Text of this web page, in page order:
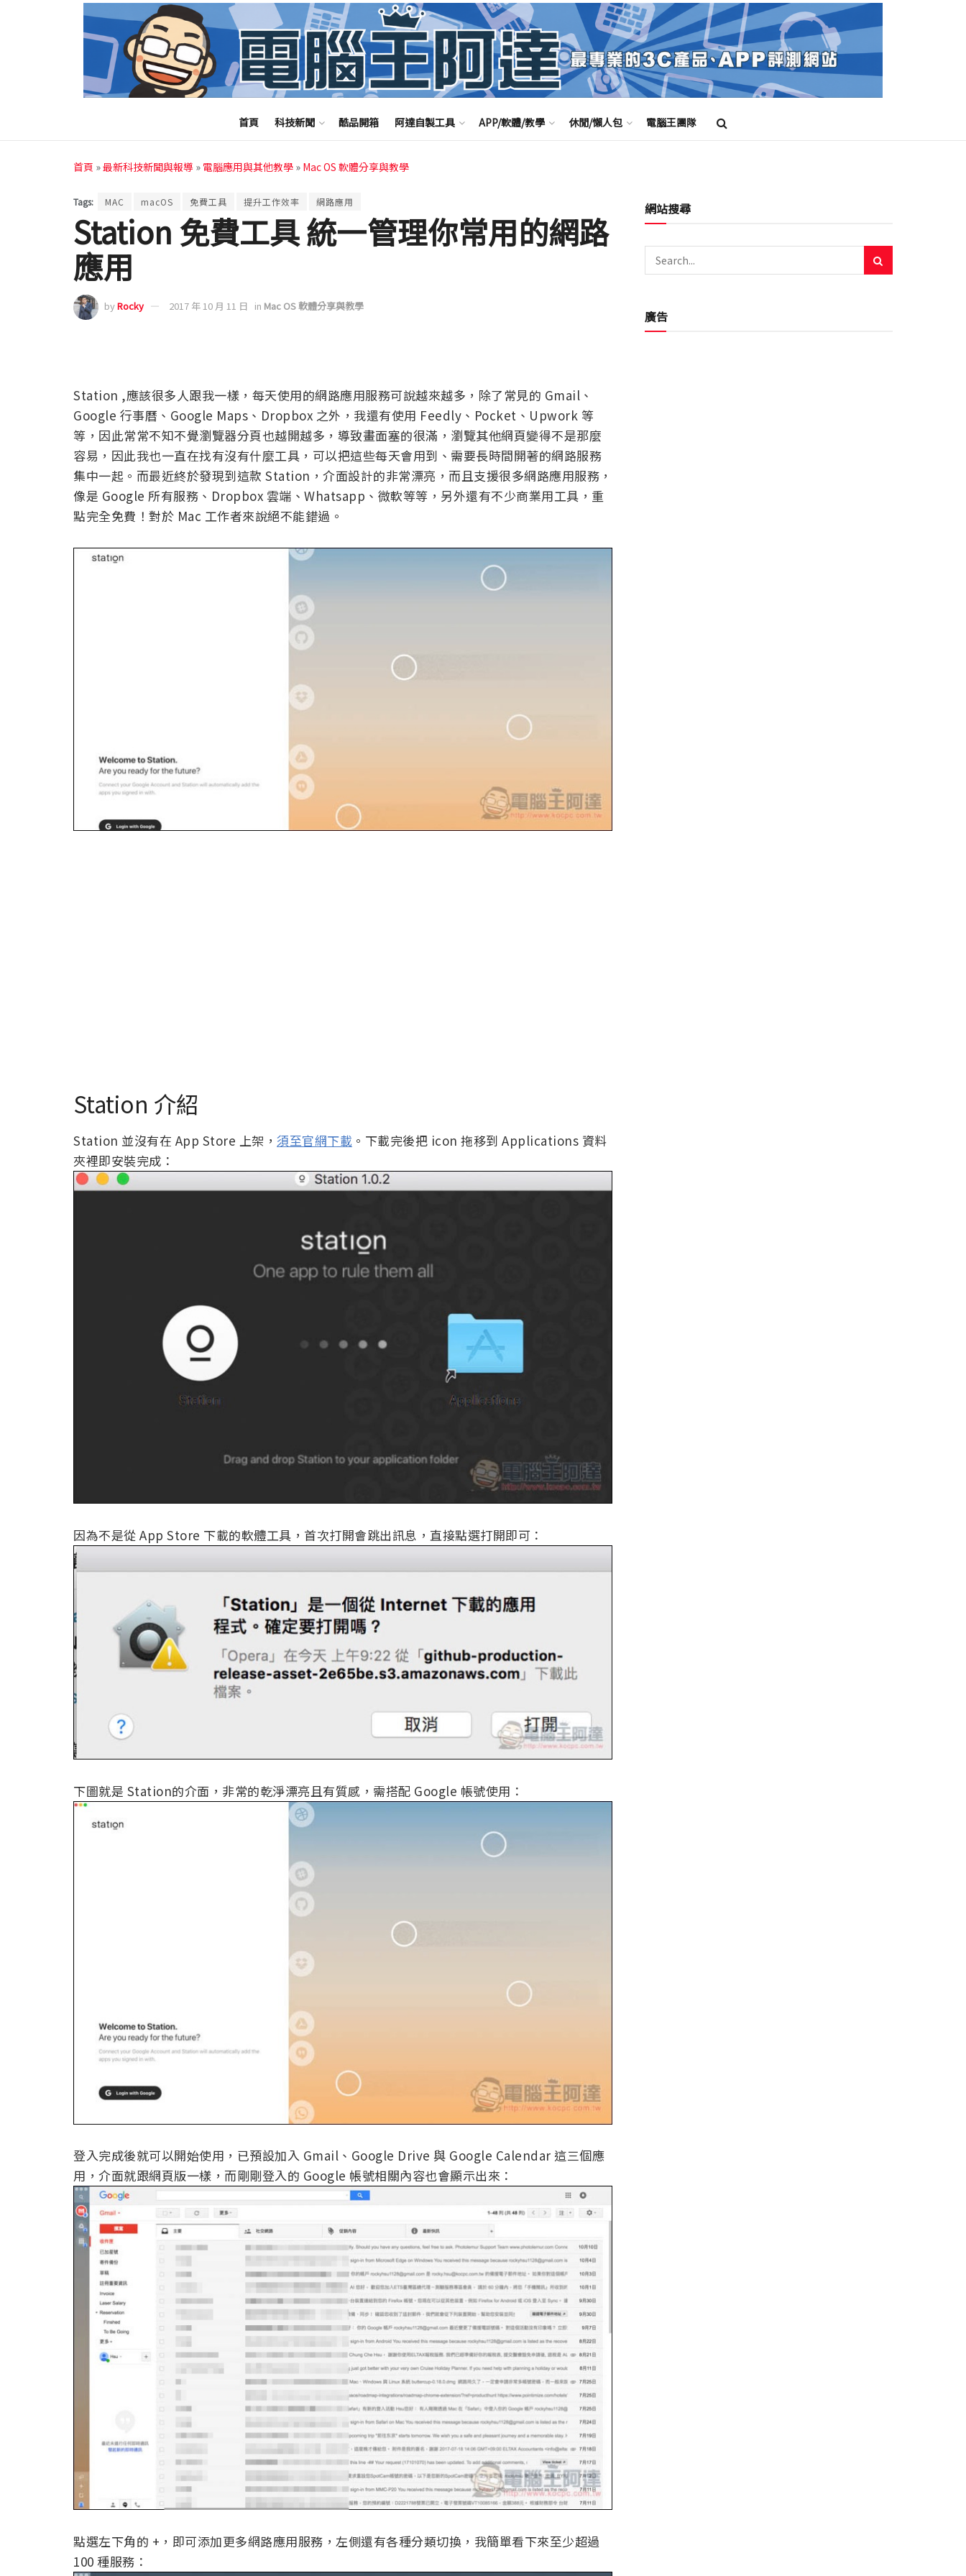
首頁 科技新聞 酷品開箱 阿達自製工具 APP/軟體/教學 休閒/懶人包 電腦王團隊
首頁 »最新科技新聞與報導 » 電腦應用與其他教學 » Mac OS 軟體分享與教學
Tags: MAC macOS 免費工具 提升工作效率 網路應用
Station 免費工具 統一管理你常用的網路
應用
byRocky 2017 年 10 月 11 日 in Mac OS 軟體分享與教學
Station ,應該很多人跟我一樣，每天使用的網路應用服務可說越來越多，除了常見的 Gmail、
Google 行事曆、Google Maps、Dropbox 之外，我還有使用 Feedly、Pocket、Upwork 等
等，因此常常不知不覺瀏覽器分頁也越開越多，導致畫面塞的很滿，瀏覽其他網頁變得不是那麼
容易，因此我也一直在找有沒有什麼工具，可以把這些每天會用到、需要長時間開著的網路服務
集中一起。而最近終於發現到這款 Station，介面設計的非常漂亮，而且支援很多網路應用服務，
像是 Google 所有服務、Dropbox 雲端、Whatsapp、微軟等等，另外還有不少商業用工具，重
點完全免費！對於 Mac 工作者來說絕不能錯過。
Station 介紹
Station 並沒有在 App Store 上架， 須至官網下載 。下載完後把 icon 拖移到 Applications 資料
夾裡即安裝完成：
因為不是從 App Store 下載的軟體工具，首次打開會跳出訊息，直接點選打開即可：
下圖就是 Station的介面，非常的乾淨漂亮且有質感，需搭配 Google 帳號使用：
登入完成後就可以開始使用，已預設加入 Gmail、Google Drive 與 Google Calendar 這三個應
用，介面就跟網頁版一樣，而剛剛登入的 Google 帳號相關內容也會顯示出來：
點選左下角的 +，即可添加更多網路應用服務，左側還有各種分類切換，我簡單看下來至少超過
100 種服務：
網站搜尋
廣告